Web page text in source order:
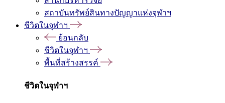
สถาบันทรัพย์สินทางปัญญาแห่งจุฬาฯ
ชีวิตในจุฬาฯ
ย้อนกลับ
ชีวิตในจุฬาฯ
พื้นที่สร้างสรรค์
ชีวิตในจุฬาฯ